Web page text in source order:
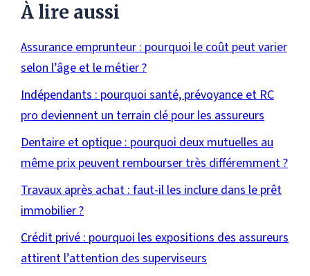
À lire aussi
Assurance emprunteur : pourquoi le coût peut varier
selon l’âge et le métier ?
Indépendants : pourquoi santé, prévoyance et RC
pro deviennent un terrain clé pour les assureurs
Dentaire et optique : pourquoi deux mutuelles au
même prix peuvent rembourser très différemment ?
Travaux après achat : faut-il les inclure dans le prêt
immobilier ?
Crédit privé : pourquoi les expositions des assureurs
attirent l’attention des superviseurs